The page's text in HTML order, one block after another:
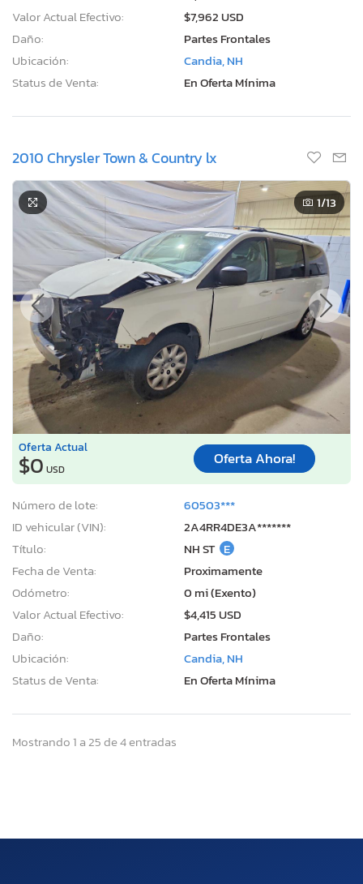
Valor Actual Efectivo:
$7,962 USD
Daño:
Partes Frontales
Ubicación:
Candia, NH
Status de Venta:
En Oferta Mínima
2010 Chrysler Town & Country lx
1/13
Oferta Actual
$0 USD
Oferta Ahora!
Número de lote:
60503***
ID vehicular (VIN):
2A4RR4DE3A*******
Título:
NH ST E
Fecha de Venta:
Proximamente
Odómetro:
0 mi (Exento)
Valor Actual Efectivo:
$4,415 USD
Daño:
Partes Frontales
Ubicación:
Candia, NH
Status de Venta:
En Oferta Mínima
Mostrando 1 a 25 de 4 entradas